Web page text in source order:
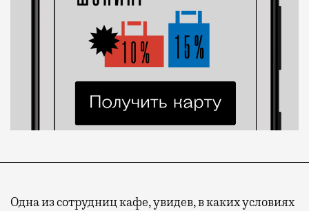
Одна из сотрудниц кафе, увидев, в каких условиях